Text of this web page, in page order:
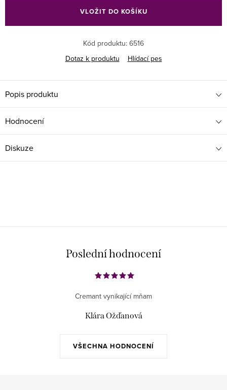
VLOŽIT DO KOŠÍKU
Kód produktu: 6516
Dotaz k produktu
Hlídací pes
Popis produktu
Hodnocení
Diskuze
Poslední hodnocení
VŠECHNA HODNOCENÍ
Cremant vynikající mňam
Klára Ožďanová